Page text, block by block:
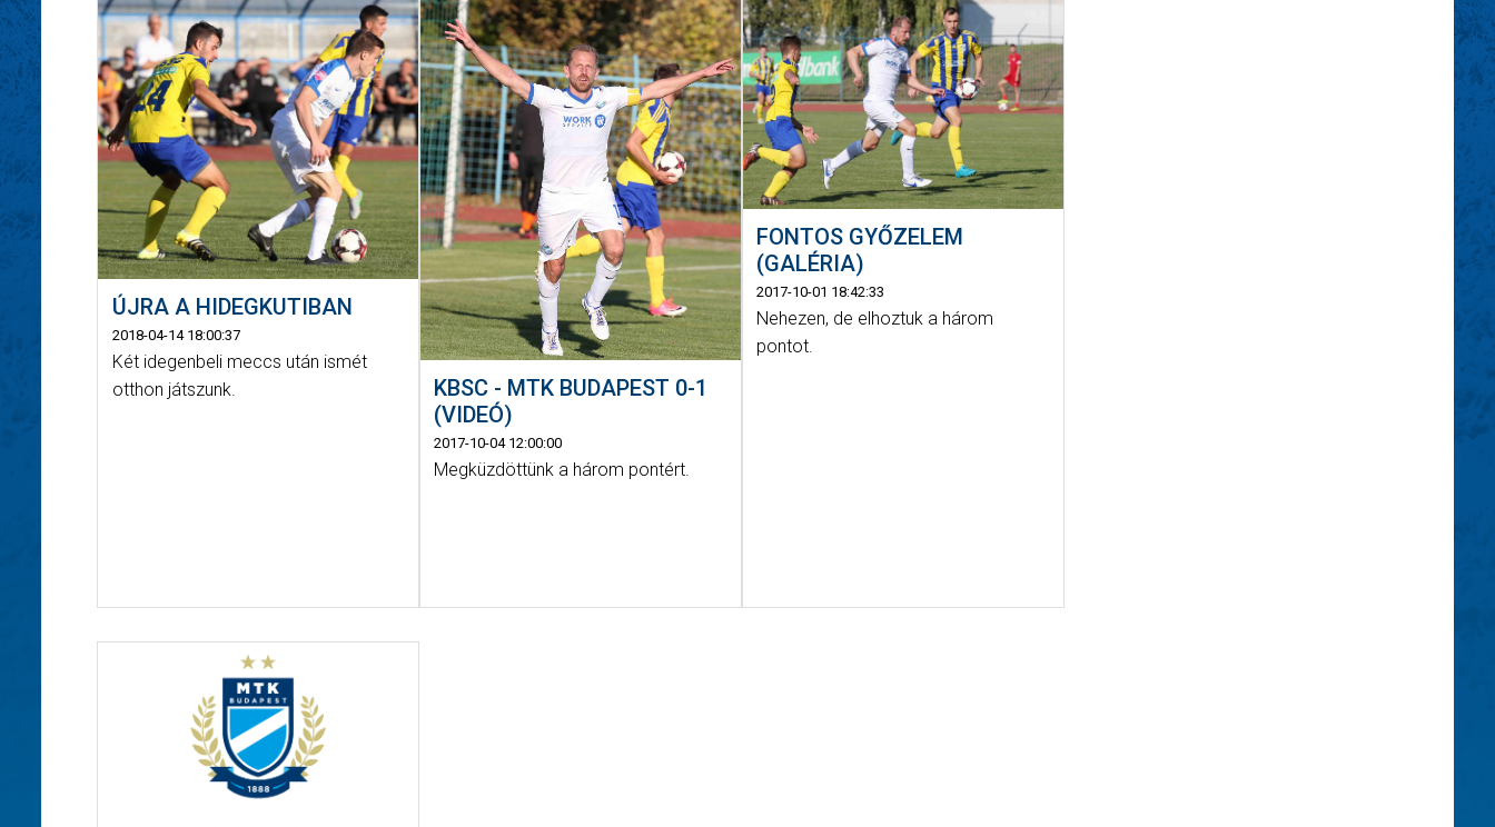
ÚJRA A HIDEGKUTIBAN
2018-04-14 18:00:37
Két idegenbeli meccs után ismét
otthon játszunk.
KBSC - MTK BUDAPEST 0-1
(VIDEÓ)
2017-10-04 12:00:00
Megküzdöttünk a három pontért.
FONTOS GYŐZELEM
(GALÉRIA)
2017-10-01 18:42:33
Nehezen, de elhoztuk a három
pontot.